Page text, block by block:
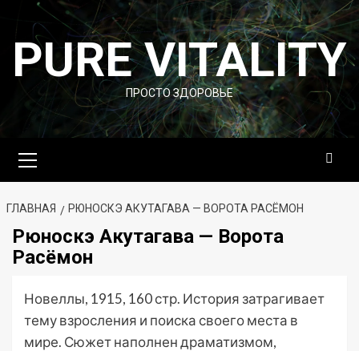
Перейти
содержимому
PURE VITALITY
ПРОСТО ЗДОРОВЬЕ
меню
ГЛАВНАЯ РЮНОСКЭ АКУТАГАВА — ВОРОТА РАСЁМОН
Рюноскэ Акутагава — Ворота
Расёмон
Новеллы, 1915, 160 стр. История затрагивает
тему взросления и поиска своего места в
мире. Сюжет наполнен драматизмом,